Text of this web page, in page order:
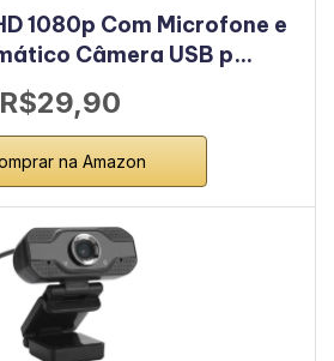
1080p Com Microfone e
Câmera USB p…
R$29,90
na Amazon